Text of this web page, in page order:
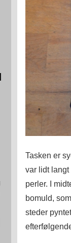
Tasken er
var lidt
perler. I
bomuld,
steder